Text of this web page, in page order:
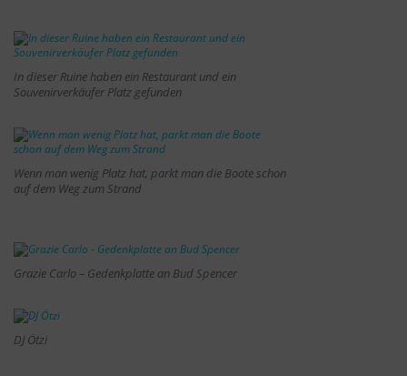
In dieser Ruine haben ein Restaurant und ein
Souvenirverkäufer Platz gefunden
Wenn man wenig Platz hat, parkt man die Boote schon
auf dem Weg zum Strand
Grazie Carlo – Gedenkplatte an Bud Spencer
DJ Ötzi